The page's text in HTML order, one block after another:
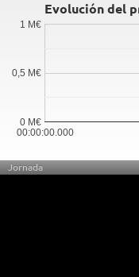
Evolución del
00:00:00.000
0 M€
0,5 M€
1 M€
Jornada